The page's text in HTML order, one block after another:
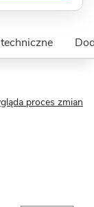
proces zmian